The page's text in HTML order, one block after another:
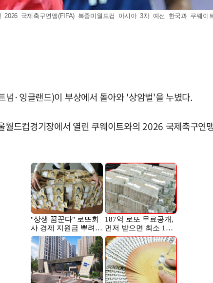
국제축구연맹(FIFA) 북중미월드컵 아시아 3차 예선 한국과 쿠웨
·잉글랜드)이 부상에서 돌아와 '상암벌'을 누볐다.
드컵경기장에서 열린 쿠웨이트와의 2026 국제축구